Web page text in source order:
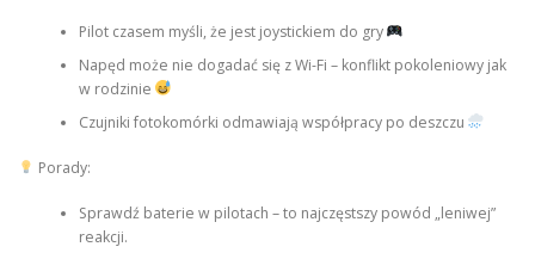
Pilot czasem myśli, że jest joystickiem do gry
Napęd może nie dogadać się z Wi-Fi – konflikt pokoleniowy jak
w rodzinie
Czujniki fotokomórki odmawiają współpracy po deszczu
Porady:
Sprawdź baterie w pilotach – to najczęstszy powód „leniwej”
reakcji.